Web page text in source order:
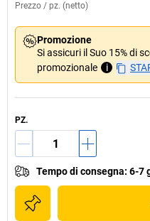
Prezzo / pz. (netto)
Promozione
Si assicuri il Suo 15% di
promozionale
i
PZ.
Tempo di consegna: 6-7